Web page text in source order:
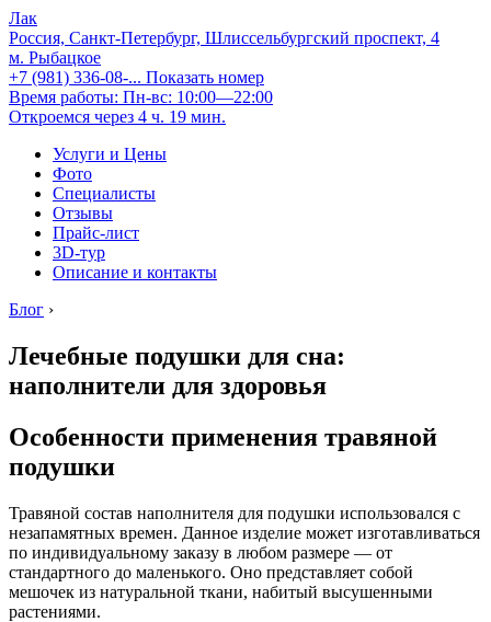
Лак
Россия, Санкт-Петербург, Шлиссельбургский проспект, 4
м. Рыбацкое
+7 (981) 336-08-... Показать номер
Время работы: Пн-вс: 10:00—22:00
Откроемся через 4 ч. 19 мин.
Услуги и Цены
Фото
Специалисты
Отзывы
Прайс-лист
3D-тур
Описание и контакты
Блог ›
Лечебные подушки для сна:
наполнители для здоровья
Особенности применения травяной
подушки
Травяной состав наполнителя для подушки использовался с
незапамятных времен. Данное изделие может изготавливаться
по индивидуальному заказу в любом размере — от
стандартного до маленького. Оно представляет собой
мешочек из натуральной ткани, набитый высушенными
растениями.